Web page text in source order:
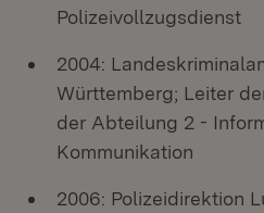
Polizeivollzugsdienst
2004:
Württemberg; Leiter
der Abteilung 2 -
Kommunikation
2006: Polizeidirektion